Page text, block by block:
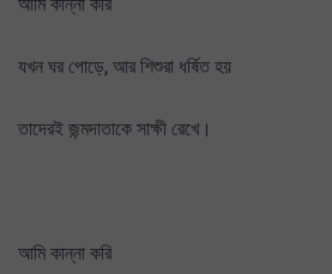
যখন ঘর পোড়ে, আর শিশুরা ধর্ষিত হয়
তাদেরই জন্মদাতাকে সাক্ষী রেখে।
আমি কান্না করি